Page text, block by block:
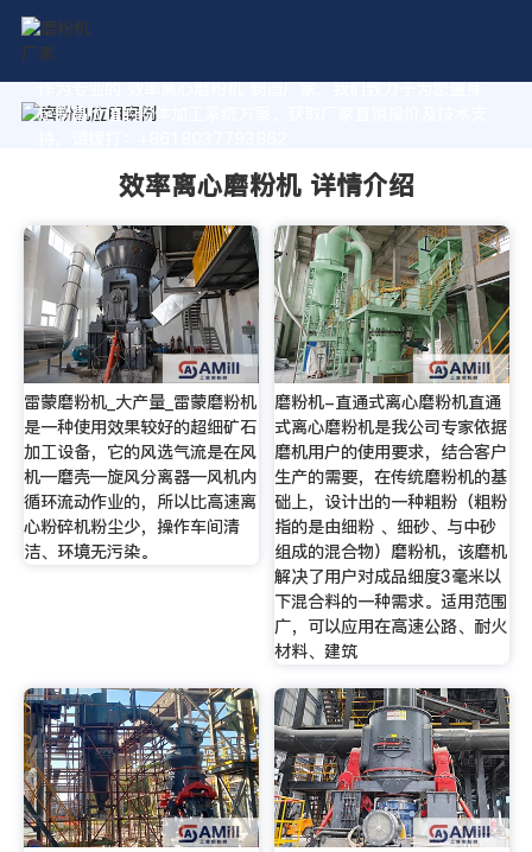
作为专业的 效率离心磨粉机 制造厂家，我们致力于为您量身
定制高价值的粉体加工系统方案。获取厂家直销报价及技术支
效率离心磨粉机 详情介绍
雷蒙磨粉机_大产量_雷蒙磨粉机
是一种使用效果较好的超细矿石
加工设备，它的风选气流是在风
机—磨壳—旋风分离器—风机内
循环流动作业的，所以比高速离
心粉碎机粉尘少，操作车间清
洁、环境无污染。
磨粉机-直通式离心磨粉机直通
式离心磨粉机是我公司专家依据
磨机用户的使用要求，结合客户
生产的需要，在传统磨粉机的基
础上，设计出的一种粗粉（粗粉
指的是由细粉 、细砂、与中砂
组成的混合物）磨粉机，该磨机
解决了用户对成品细度3毫米以
下混合料的一种需求。适用范围
广，可以应用在高速公路、耐火
材料、建筑